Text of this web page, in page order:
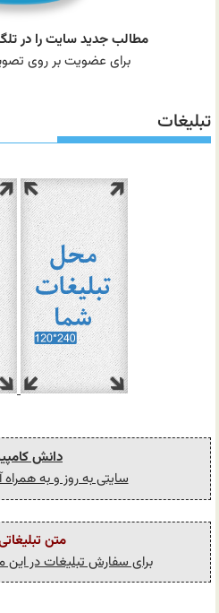
مطالب جدید سایت را در
برای عضویت بر روی
تبلیغات
دانش
سایتی به روز و به
متن
برای سفارش تبلیغات در این